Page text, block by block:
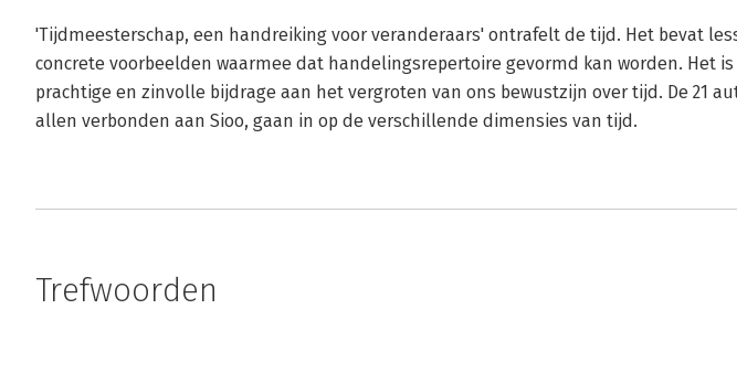
'Tijdmeesterschap, een handreiking voor veranderaars' ontrafelt de tijd. Het bevat
concrete voorbeelden waarmee dat handelingsrepertoire gevormd kan worden. Het is
prachtige en zinvolle bijdrage aan het vergroten van ons bewustzijn over tijd. De 21
allen verbonden aan Sioo, gaan in op de verschillende dimensies van tijd.
Trefwoorden